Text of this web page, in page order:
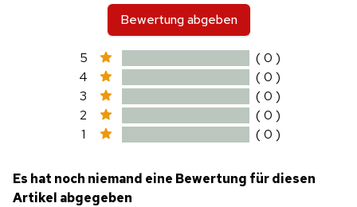
Bewertung abgeben
5
( 0 )
4
( 0 )
3
( 0 )
2
( 0 )
1
( 0 )
Es hat noch niemand eine Bewertung für diesen
Artikel abgegeben